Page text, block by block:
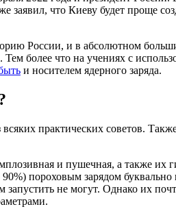
заявил, что Киеву будет проще
России, и в абсолютном
более что на учениях с
и носителем ядерного заряда.
практических советов.
и пушечная, а также их
пороховым зарядом
не могут. Однако их